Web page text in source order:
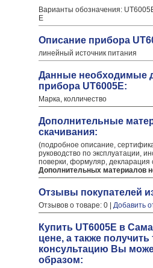
Варианты обозначения:
E
Описание прибора
линейный источник питания
Данные необходимые
прибора UT6005E:
Марка, колличество
Дополнительные
скачивания:
(подробное описание,
руководство по эксплуатации,
поверки, формуляр, декларация
Дополнительных материалов
Отзывы покупателей
Отзывов о товаре: 0 | Добавить
Купить UT6005E в
цене, а также
консультацию Вы
образом: